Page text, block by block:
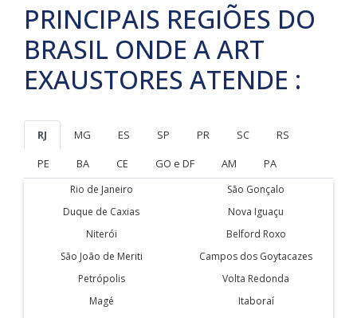
PRINCIPAIS REGIÕES DO
BRASIL ONDE A ART
EXAUSTORES ATENDE :
RJ MG ES SP PR SC
RS
PE
BA CE GO e DF AM PA
Rio de Janeiro
São Gonçalo
Duque de Caxias
Nova Iguaçu
Niterói
Belford Roxo
São João de Meriti
Campos dos Goytacazes
Petrópolis
Volta Redonda
Magé
Itaboraí